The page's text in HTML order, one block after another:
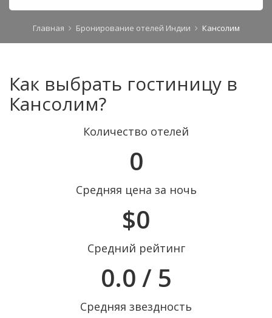
Главная Бронирование отелей Индии Кансолим
Как выбрать гостиницу в
Кансолим?
Количество отелей
0
Средняя цена за ночь
$0
Средний рейтинг
0.0 / 5
Средняя звездность